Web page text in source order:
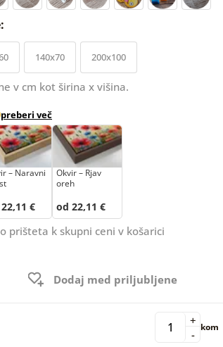
140x70 200x100
v cm kot širina x višina.
preberi več
– Naravni
€
Okvir – Rjav
oreh
od 22,11 €
prišteta k skupni ceni v košarici
Dodaj med priljubljene
-
+ kom